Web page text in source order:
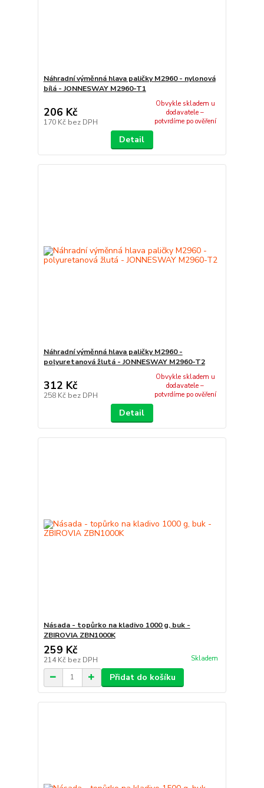
Náhradní výměnná hlava paličky M2960 - nylonová
bílá - JONNESWAY M2960-T1
206 Kč
170 Kč bez DPH
Obvykle skladem u
dodavatele –
potvrdíme po ověření
Detail
Náhradní výměnná hlava paličky M2960 -
polyuretanová žlutá - JONNESWAY M2960-T2
312 Kč
258 Kč bez DPH
Obvykle skladem u
dodavatele –
potvrdíme po ověření
Detail
Násada - topůrko na kladivo 1000 g, buk -
ZBIROVIA ZBN1000K
259 Kč
214 Kč bez DPH Skladem
Přidat do košíku